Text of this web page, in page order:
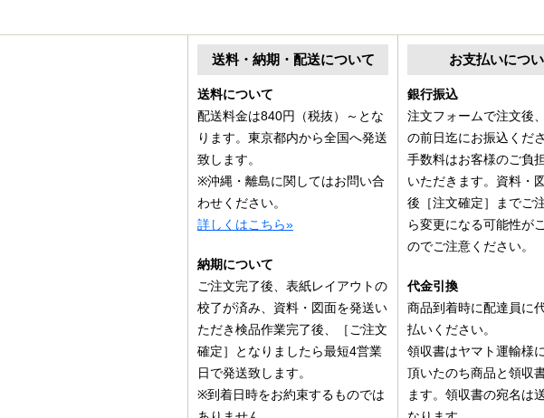
送料・納期・配送について
送料について
配送料金は840円（税抜）～とな
ります。東京都内から全国へ発送
致します。
※沖縄・離島に関してはお問い合
わせください。
詳しくはこちら»
納期について
ご注文完了後、表紙レイアウトの
校了が済み、資料・図面を発送い
ただき検品作業完了後、［ご注文
確定］となりましたら最短4営業
日で発送致します。
※到着日時をお約束するものでは
お支払いにつ
銀行振込
注文フォームで注文後
の前日迄にお振込くだ
手数料はお客様のご負
いただきます。資料・
後［注文確定］までご
ら変更になる可能性が
のでご注意ください。
代金引換
商品到着時に配達員に
払いください。
領収書はヤマト運輸様
頂いたのち商品と領収
ます。領収書の宛名は